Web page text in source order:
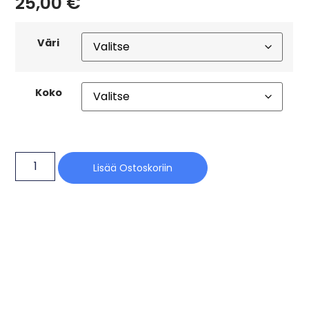
Väri
Koko
Lisää Ostoskoriin